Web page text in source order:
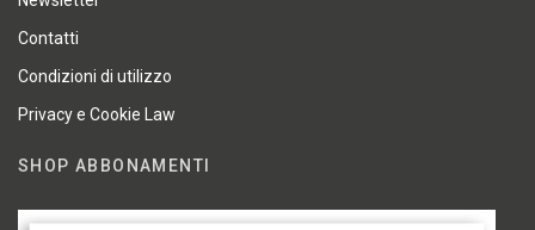
Contatti
Condizioni di utilizzo
Privacy e Cookie Law
SHOP ABBONAMENTI